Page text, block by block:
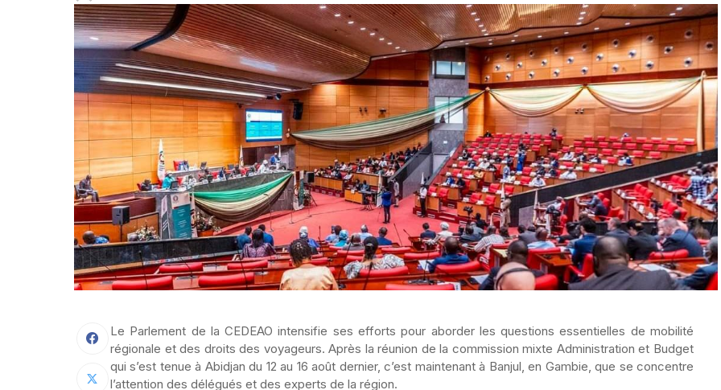
Le Parlement de la CEDEAO intensifie ses efforts pour aborder les questions essentielles de mobilité
régionale et des droits des voyageurs. Après la réunion de la commission mixte Administration et Budget
qui s’est tenue à Abidjan du 12 au 16 août dernier, c’est maintenant à Banjul, en Gambie, que se concentre
l’attention des délégués et des experts de la région.